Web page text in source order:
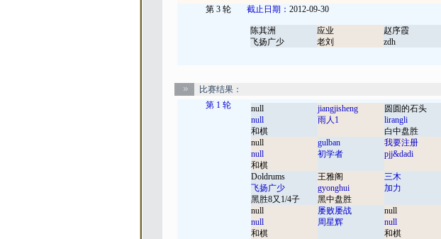
第 3 轮 截止日期： 2012-09-30
陈其洲
飞扬广少
应业
老刘
赵序霞
zdh
比赛结果：
第 1 轮
null
null
和棋
jiangjisheng
雨人1
圆圆的石头
lirangli
白中盘胜
null
null
和棋
gulban
初学者
我要注册
pjj&dadi
Doldrums
飞扬广少
黑胜8又1/4子
王雅阁
gyonghui
黑中盘胜
三木
加力
null
null
和棋
屡败屡战
周星辉
null
null
和棋